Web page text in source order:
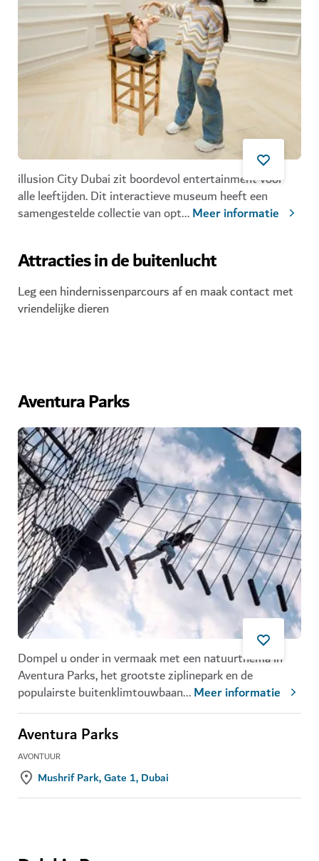
illusion City Dubai zit boordevol entertainment voor
alle leeftijden. Dit interactieve museum heeft een
samengestelde collectie van opt...Meer informatie
Attracties in de buitenlucht
Leg een hindernissenparcours af en maak contact met
vriendelijke dieren
Aventura Parks
Dompel u onder in vermaak met een natuurthema in
Aventura Parks, het grootste ziplinepark en de
populairste buitenklimtouwbaan...Meer informatie
Aventura Parks
AVONTUUR
Mushrif Park, Gate 1, Dubai